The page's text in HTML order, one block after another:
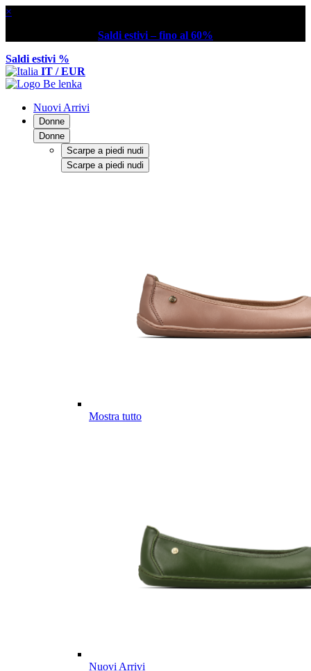
×
Saldi estivi – fino al 60%
Saldi estivi %
IT / EUR
Nuovi Arrivi
Donne
Donne
Scarpe a piedi nudi
Scarpe a piedi nudi
Mostra tutto
Nuovi Arrivi